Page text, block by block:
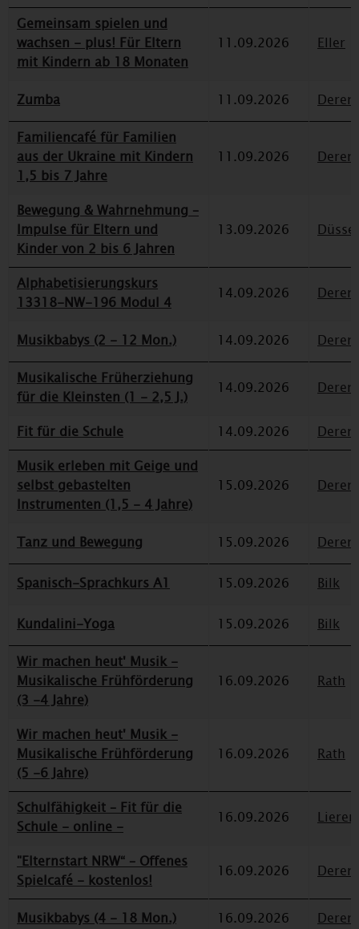
Gemeinsam spielen und
wachsen - plus! Für Eltern
mit Kindern ab 18 Monaten
11.09.2026 Eller
Zumba 11.09.2026
Familiencafé für Familien
aus der Ukraine mit Kindern
1,5 bis 7 Jahre
11.09.2026
Bewegung & Wahrnehmung –
Impulse für Eltern und
Kinder von 2 bis 6 Jahren
13.09.2026
Alphabetisierungskurs
13318-NW-196 Modul 4
14.09.2026
Musikbabys (2 - 12 Mon.) 14.09.2026
Musikalische Früherziehung
für die Kleinsten (1 - 2,5 J.)
14.09.2026
Fit für die Schule 14.09.2026
Musik erleben mit Geige und
selbst gebastelten
Instrumenten (1,5 - 4 Jahre)
15.09.2026
Tanz und Bewegung 15.09.2026
Spanisch-Sprachkurs A1 15.09.2026 Bilk
Kundalini-Yoga 15.09.2026
Bilk
Wir machen heut' Musik -
Musikalische Frühförderung
(3 -4 Jahre)
16.09.2026 Rath
Wir machen heut' Musik -
Musikalische Frühförderung
(5 -6 Jahre)
16.09.2026 Rath
Schulfähigkeit – Fit für die
Schule - online -
16.09.2026
"Elternstart NRW“ – Offenes
Spielcafé - kostenlos!
16.09.2026
Musikbabys (4 - 18 Mon.) 16.09.2026